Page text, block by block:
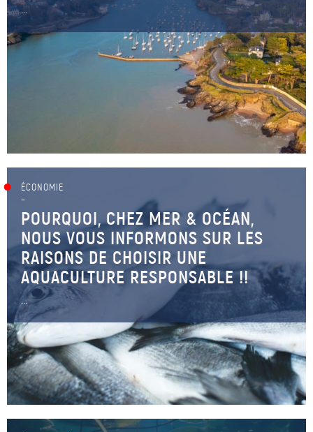
...
ÉCONOMIE
–
POURQUOI, CHEZ MER & OCÉAN,
NOUS VOUS INFORMONS SUR LES
RAISONS DE CHOISIR UNE
AQUACULTURE RESPONSABLE !!
...